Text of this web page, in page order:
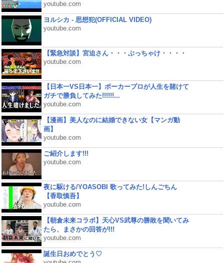
youtube.com
ヨルシカ - 思想犯(OFFICIAL VIDEO)
youtube.com
【緊急対談】宮迫さん・・・ぶっちゃけ・・・・
youtube.com
【日本一VS日本一】ポーカープロが人生を賭けて
ガチで勝負してみた!!!!!!...
youtube.com
【漫画】美人なのに結婚できない女【マンガ動
画】
youtube.com
ご紹介します!!!
youtube.com
夜に駆ける/YOASOBI 歌ってみた!しんごちん
【香取慎吾】
youtube.com
【朝倉未来コラボ】天心VS武尊の勝敗を聞いてみ
たら、まさかの回答が!!!
youtube.com
誕生日おめでとう♡